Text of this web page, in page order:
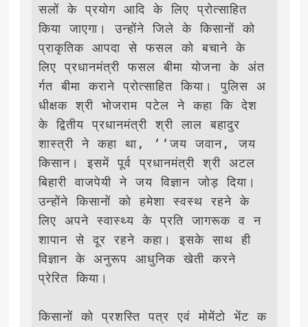
सलों के प्रयोग आदि के लिए प्रोत्साहित
किया जाएगा। उन्होंने जिले के किसानों को
प्राकृतिक आपदा से फसल को बचाने के
लिए प्रधानमंत्री फसल बीमा योजना के अंत
र्गत बीमा कराने प्रोत्साहित किया। पुलिस अ
धीक्षक श्री भोजराम पटेल ने कहा कि देश
के द्वितीय प्रधानमंत्री श्री लाल बहादुर
शास्त्री ने कहा था, ‘‘जय जवान, जय
किसान। इसमें पूर्व प्रधानमंत्री श्री अटल
बिहारी वाजपेयी ने जय विज्ञान जोड़ दिया।
उन्होंने किसानों को हमेशा स्वस्थ रहने के
लिए अपने स्वास्थ्य के प्रति जागरूक व न
शापान से दूर रहने कहा। इसके साथ ही
विज्ञान के अनुरूप आधुनिक खेती करने
प्रेरित किया।
किसानों को प्रशस्ति पत्र एवं मोमेंटो भेंट क